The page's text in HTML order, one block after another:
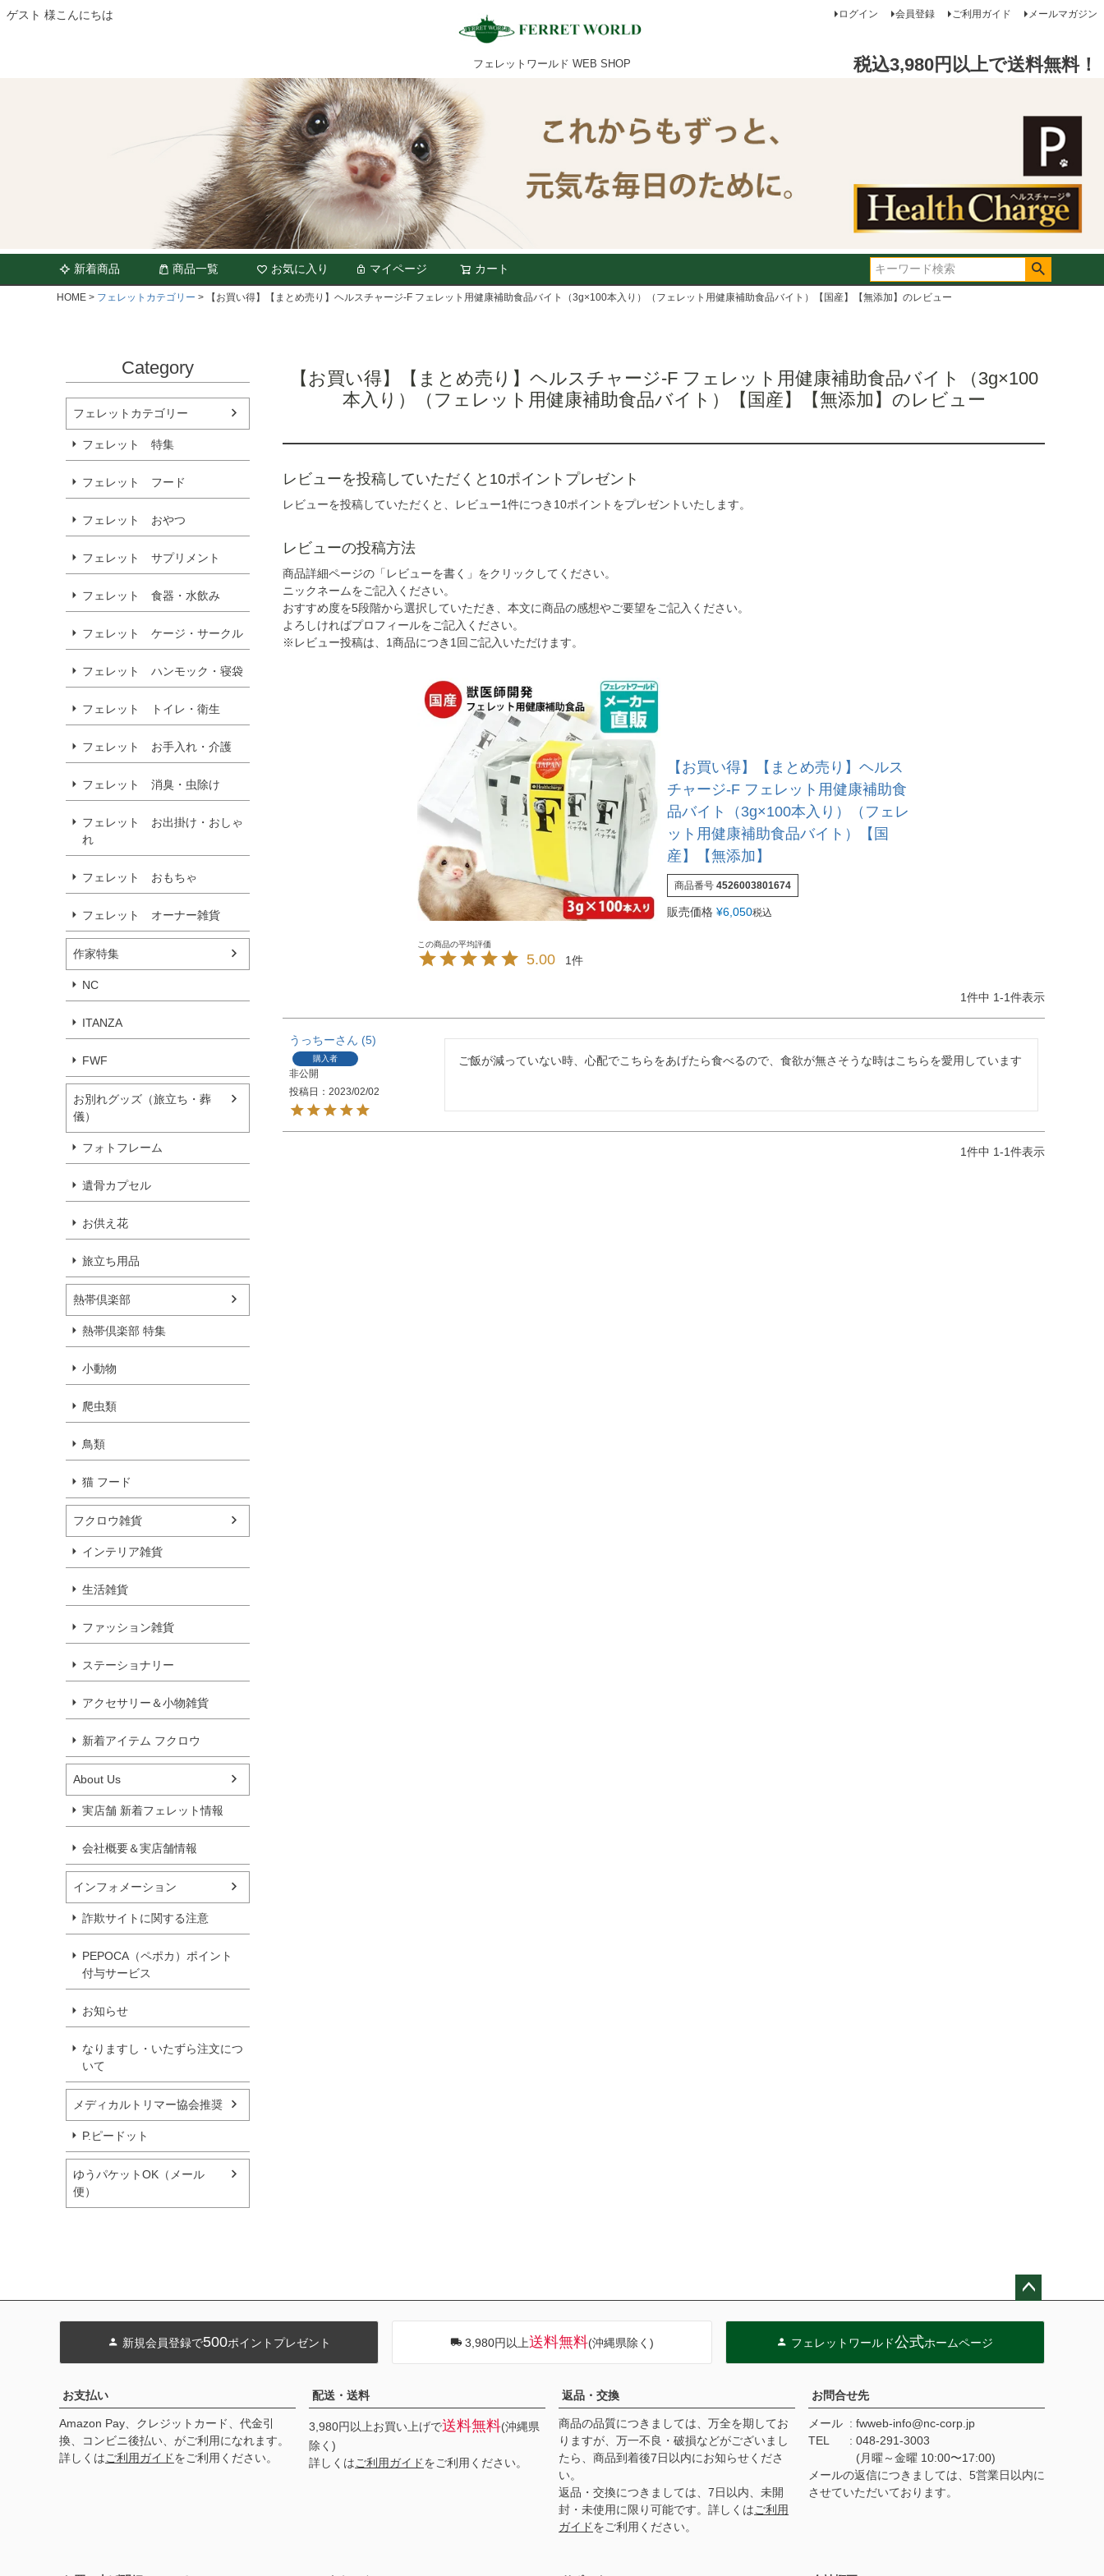
ゲスト 様こんにちは
フェレットワールド WEB SHOP
ログイン 会員登録 ご利用ガイド メールマガジン
税込3,980円以上で送料無料！
新着商品 商品一覧 お気に入り マイページ カート
HOME フェレットカテゴリー 【お買い得】【まとめ売り】ヘルスチャージ-F フェレット用健康補助食品バイト（3g×100本入り）（フェレット用健康補助食品バイト）【国産】【無添加】のレビュー
Category
フェレットカテゴリー
フェレット 特集
フェレット フード
フェレット おやつ
フェレット サプリメント
フェレット 食器・水飲み
フェレット ケージ・サークル
フェレット ハンモック・寝袋
フェレット トイレ・衛生
フェレット お手入れ・介護
フェレット 消臭・虫除け
フェレット お出掛け・おしゃ
れ
フェレット おもちゃ
フェレット オーナー雑貨
作家特集
NC
ITANZA
FWF
お別れグッズ（旅立ち・葬
儀）
フォトフレーム
遺骨カプセル
お供え花
旅立ち用品
熱帯倶楽部
熱帯倶楽部 特集
小動物
爬虫類
鳥類
猫 フード
フクロウ雑貨
インテリア雑貨
生活雑貨
ファッション雑貨
ステーショナリー
アクセサリー＆小物雑貨
新着アイテム フクロウ
About Us
実店舗 新着フェレット情報
会社概要＆実店舗情報
インフォメーション
詐欺サイトに関する注意
PEPOCA（ペポカ）ポイント
付与サービス
お知らせ
なりますし・いたずら注文につ
いて
メディカルトリマー協会推奨
P.ピードット
ゆうパケットOK（メール
便）
【お買い得】【まとめ売り】ヘルスチャージ-F フェレット用健康補助食品バイト（3g×100
本入り）（フェレット用健康補助食品バイト）【国産】【無添加】のレビュー
レビューを投稿していただくと10ポイントプレゼント
レビューを投稿していただくと、レビュー1件につき10ポイントをプレゼントいたします。
レビューの投稿方法
商品詳細ページの「レビューを書く」をクリックしてください。
ニックネームをご記入ください。
おすすめ度を5段階から選択していただき、本文に商品の感想やご要望をご記入ください。
よろしければプロフィールをご記入ください。
※レビュー投稿は、1商品につき1回ご記入いただけます。
【お買い得】【まとめ売り】ヘルス
チャージ-F フェレット用健康補助食
品バイト（3g×100本入り）（フェレ
ット用健康補助食品バイト）【国
産】【無添加】
商品番号 4526003801674
販売価格 ¥6,050税込
5.00 1
1件中 1-1件表示
うっちー 5
購入者
非公開
投稿日
2023/02/02
ご飯が減っていない時、心配でこちらをあげたら食べるので、食欲が無さそうな時はこちらを愛用しています
1件中 1-1件表示
へ
新規会員登録で500ポイントプレゼント 3,980円以上送料無料(沖縄県除く) フェレットワールド公式ホームページ
お支払い
Amazon Pay、クレジットカード、代金引
換、コンビニ後払い、がご利用になれます。
詳しくはご利用ガイドをご利用ください。
配送・送料
3,980円以上お買い上げで送料無料(沖縄県
除く)
詳しくはご利用ガイドをご利用ください。
返品・交換
商品の品質につきましては、万全を期してお
りますが、万一不良・破損などがございまし
たら、商品到着後7日以内にお知らせくださ
い。
返品・交換につきましては、7日以内、未開
封・未使用に限り可能です。詳しくはご利用
ガイドをご利用ください。
お問合せ先
メール
fwweb-info@nc-corp.jp
TEL
048-291-3003
(月曜～金曜 10:00〜17:00)
メールの返信につきましては、5営業日以内に
させていただいております。